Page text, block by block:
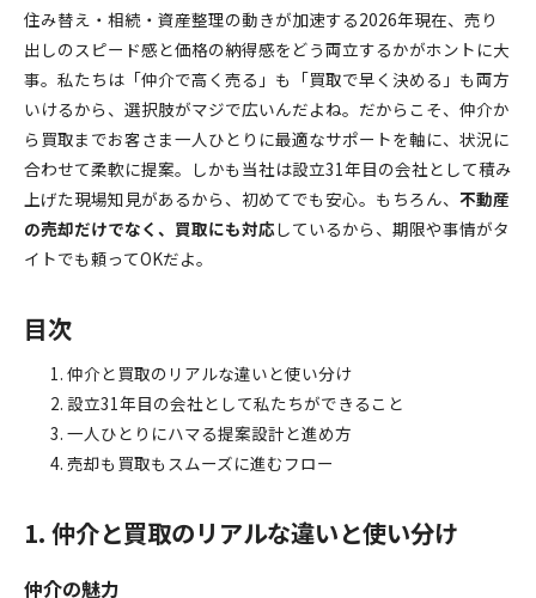
住み替え・相続・資産整理の動きが加速する2026年現在、売り
出しのスピード感と価格の納得感をどう両立するかがホントに大
事。私たちは「仲介で高く売る」も「買取で早く決める」も両方
いけるから、選択肢がマジで広いんだよね。だからこそ、仲介か
ら買取までお客さま一人ひとりに最適なサポートを軸に、状況に
合わせて柔軟に提案。しかも当社は設立31年目の会社として積み
上げた現場知見があるから、初めてでも安心。もちろん、 不動産
の売却だけでなく、買取にも対応 しているから、期限や事情がタ
イトでも頼ってOKだよ。
目次
仲介と買取のリアルな違いと使い分け
設立31年目の会社として私たちができること
一人ひとりにハマる提案設計と進め方
売却も買取もスムーズに進むフロー
1. 仲介と買取のリアルな違いと使い分け
仲介の魅力